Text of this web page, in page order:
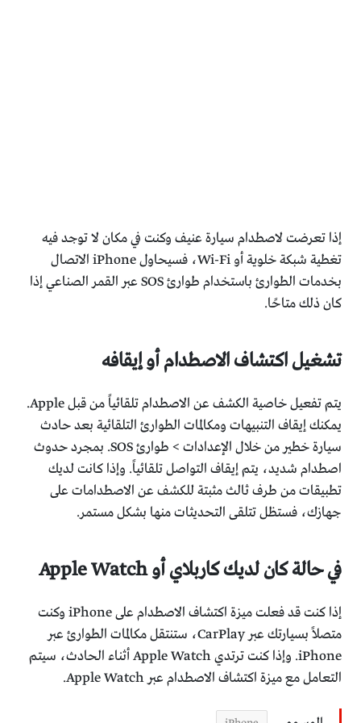
إذا تعرضت لاصطدام سيارة عنيف وكنت في مكان لا توجد فيه
تغطية شبكة خلوية أو Wi-Fi، فسيحاول iPhone الاتصال
بخدمات الطوارئ باستخدام طوارئ SOS عبر القمر الصناعي إذا
كان ذلك متاحًا.
تشغيل اكتشاف الاصطدام أو إيقافه
يتم تفعيل خاصية الكشف عن الاصطدام تلقائياً من قبل Apple.
يمكنك إيقاف التنبيهات ومكالمات الطوارئ التلقائية بعد حادث
سيارة خطير من خلال الإعدادات > طوارئ SOS. بمجرد حدوث
اصطدام شديد، يتم إيقاف التواصل تلقائياً. وإذا كانت لديك
تطبيقات من طرف ثالث مثبتة للكشف عن الاصطدامات على
جهازك، فستظل تتلقى التحديثات منها بشكل مستمر.
في حالة كان لديك كاربلاي أو Apple Watch
إذا كنت قد فعلت ميزة اكتشاف الاصطدام على iPhone وكنت
متصلاً بسيارتك عبر CarPlay، ستنتقل مكالمات الطوارئ عبر
iPhone. وإذا كنت ترتدي Apple Watch أثناء الحادث، سيتم
التعامل مع ميزة اكتشاف الاصطدام عبر Apple Watch.